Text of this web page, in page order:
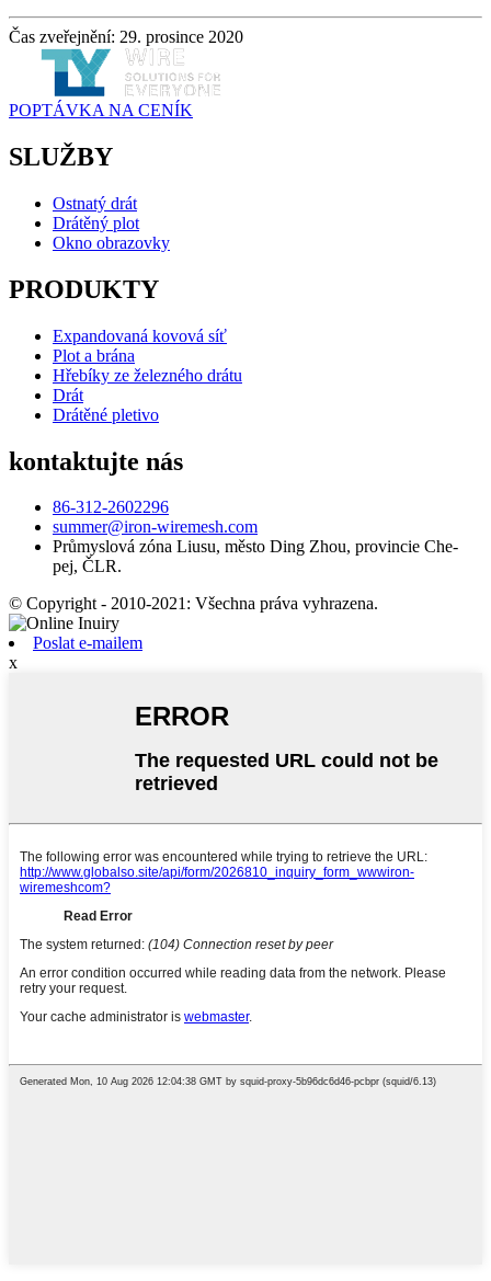
Čas zveřejnění: 29. prosince 2020
POPTÁVKA NA CENÍK
SLUŽBY
Ostnatý drát
Drátěný plot
Okno obrazovky
PRODUKTY
Expandovaná kovová síť
Plot a brána
Hřebíky ze železného drátu
Drát
Drátěné pletivo
kontaktujte nás
86-312-2602296
summer@iron-wiremesh.com
Průmyslová zóna Liusu, město Ding Zhou, provincie Che-
pej, ČLR.
© Copyright - 2010-2021: Všechna práva vyhrazena.
Poslat e-mailem
x